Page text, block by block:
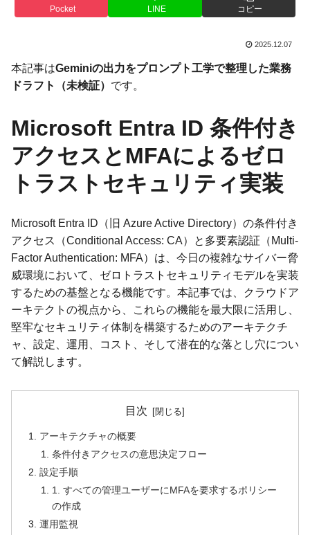
Pocket LINE コピー
2025.12.07
本記事はGeminiの出力をプロンプト工学で整理した業務
ドラフト（未検証） です。
Microsoft Entra ID 条件付き
アクセスとMFAによるゼロ
トラストセキュリティ実装
Microsoft Entra ID（旧 Azure Active Directory）の条件付き
アクセス（Conditional Access: CA）と多要素認証（Multi-
Factor Authentication: MFA）は、今日の複雑なサイバー脅
威環境において、ゼロトラストセキュリティモデルを実装
するための基盤となる機能です。本記事では、クラウドア
ーキテクトの視点から、これらの機能を最大限に活用し、
堅牢なセキュリティ体制を構築するためのアーキテクチ
ャ、設定、運用、コスト、そして潜在的な落とし穴につい
て解説します。
目次
アーキテクチャの概要
条件付きアクセスの意思決定フロー
設定手順
1. すべての管理ユーザーにMFAを要求するポリシー
の作成
運用監視